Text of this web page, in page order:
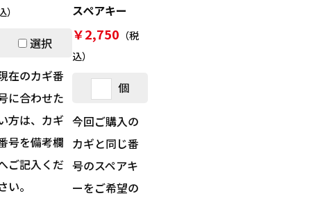
）
選択
在のカギ番
に合わせた
方は、カギ
号を備考欄
ご記入くだ
い。
スペアキー
￥2,750 （税
込）
個
今回ご購入の
カギと同じ番
号のスペアキ
ーをご希望の